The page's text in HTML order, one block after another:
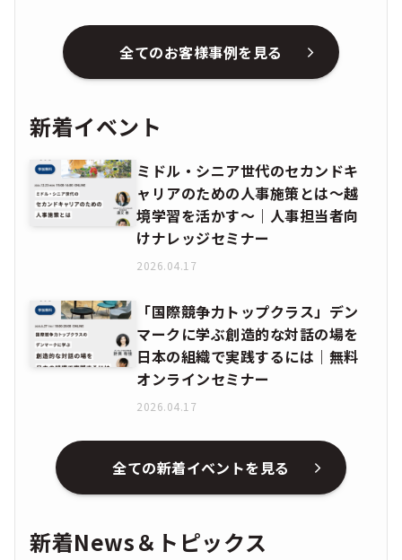
全てのお客様事例を見る
新着イベント
ミドル・シニア世代のセカンドキ
ャリアのための人事施策とは〜越
境学習を活かす〜｜人事担当者向
けナレッジセミナー
2026.04.17
「国際競争力トップクラス」デン
マークに学ぶ創造的な対話の場を
日本の組織で実践するには｜無料
オンラインセミナー
2026.04.17
全ての新着イベントを見る
新着News＆トピックス